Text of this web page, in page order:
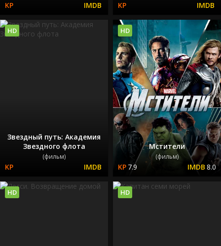
Звездный путь: Академия
Звездного флота
(фильм)
HD
Мстители
(фильм)
7.9 8.0
HD
HD HD